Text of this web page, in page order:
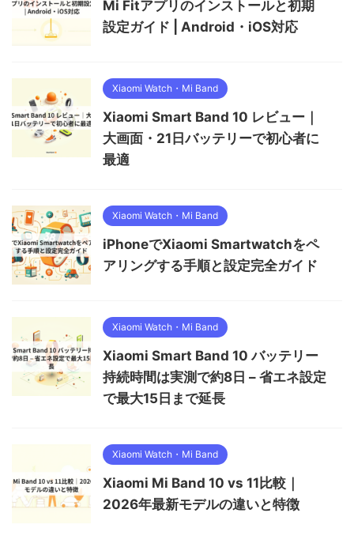
Mi Fitアプリのインストールと初期
設定ガイド | Android・iOS対応
Xiaomi Watch・Mi Band
Xiaomi Smart Band 10 レビュー｜
大画面・21日バッテリーで初心者に
最適
Xiaomi Watch・Mi Band
iPhoneでXiaomi Smartwatchをペ
アリングする手順と設定完全ガイド
Xiaomi Watch・Mi Band
Xiaomi Smart Band 10 バッテリー
持続時間は実測で約8日 – 省エネ設定
で最大15日まで延長
Xiaomi Watch・Mi Band
Xiaomi Mi Band 10 vs 11比較｜
2026年最新モデルの違いと特徴